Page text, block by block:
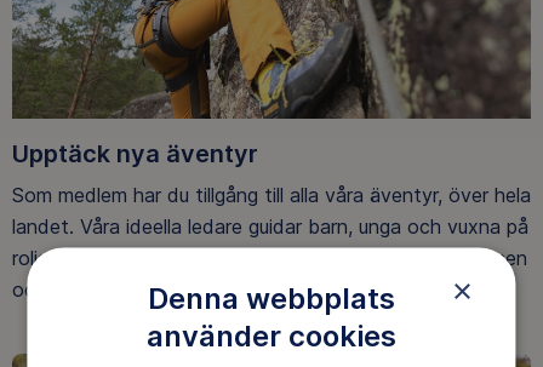
Upptäck nya äventyr
Som medlem har du tillgång till alla våra äventyr, över hela
landet. Våra ideella ledare guidar barn, unga och vuxna på
roliga och trygga äventyr i skogen, på vattnet, snön, isen
och på fjället.
×
Denna webbplats
använder cookies